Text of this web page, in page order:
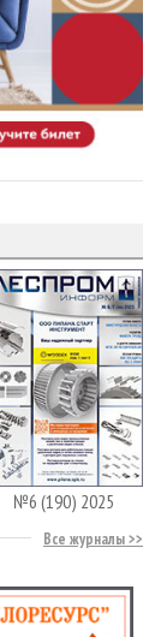
№6 (190) 2025
Все журналы